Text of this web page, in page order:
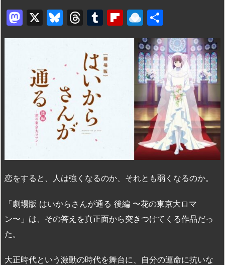
M
a
o
d
X
Bl
u
s
k
y
T
hr
e
a
d
s
T
u
m
bl
r
Fl
ip
ar
R
ai
n
dr
o
p.
io
有
恋をすると、人は強くなるのか、それとも弱くなるのか。
「劇場版 はいからさんが通る 後編 〜花の東京大ロマ
ン〜」は、その答えを真正面から突きつけてくる作品だっ
た。
大正時代という激動の時代を舞台に、自分の運命に抗いな